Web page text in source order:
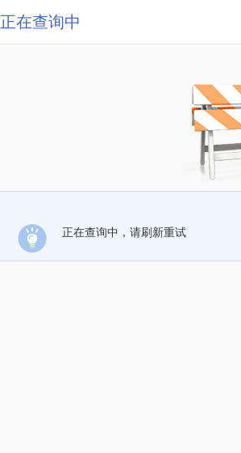
正在查询中
正在查询中，请刷新重试